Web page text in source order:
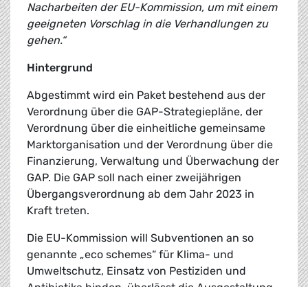
Nacharbeiten der EU-Kommission, um mit einem
geeigneten Vorschlag in die Verhandlungen zu
gehen.“
Hintergrund
Abgestimmt wird ein Paket bestehend aus der
Verordnung über die GAP-Strategiepläne, der
Verordnung über die einheitliche gemeinsame
Marktorganisation und der Verordnung über die
Finanzierung, Verwaltung und Überwachung der
GAP. Die GAP soll nach einer zweijährigen
Übergangsverordnung ab dem Jahr 2023 in
Kraft treten.
Die EU-Kommission will Subventionen an so
genannte „eco schemes“ für Klima- und
Umweltschutz, Einsatz von Pestiziden und